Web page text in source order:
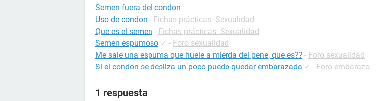
Semen fuera del condon
Uso de condon - Fichas prácticas -Sexualidad
Que es el semen - Fichas prácticas -Sexualidad
Semen espumoso ✓ - Foro sexualidad
Me sale una espuma que huele a mierda del pene, que es?? - Foro sexualidad
Si el condon se desliza un poco puedo quedar embarazada ✓ - Foro embarazo
1 respuesta